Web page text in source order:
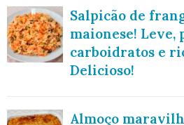
Salpicão de
maionese! Leve,
carboidratos e
Delicioso!
Almoço